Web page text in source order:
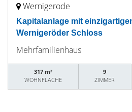
Wernigerode
Kapitalanlage mit
Wernigeröder Schloss
Mehrfamilienhaus
317 m²
WOHNFLÄCHE
9
ZIMMER